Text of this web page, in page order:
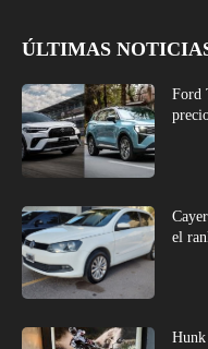
ÚLTIMAS
Ford
el
Hunk